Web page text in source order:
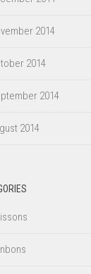
2014
2014
2014
2014